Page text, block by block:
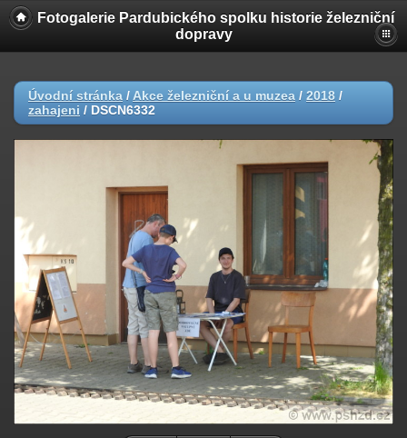
Fotogalerie Pardubického spolku historie železniční
dopravy
Úvodní stránka / Akce železniční a u muzea / 2018 /
zahajeni / DSCN6332